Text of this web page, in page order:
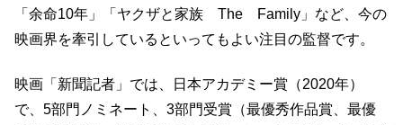
「余命10年」「ヤクザと家族 The Family」など、今の
映画界を牽引しているといってもよい注目の監督です。
映画「新聞記者」では、日本アカデミー賞（2020年）
で、5部門ノミネート、3部門受賞（最優秀作品賞、最優